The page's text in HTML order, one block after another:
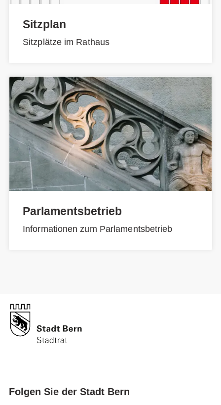
Sitzplan
Sitzplätze im Rathaus
Parlamentsbetrieb
Informationen zum Parlamentsbetrieb
Folgen Sie der Stadt Bern